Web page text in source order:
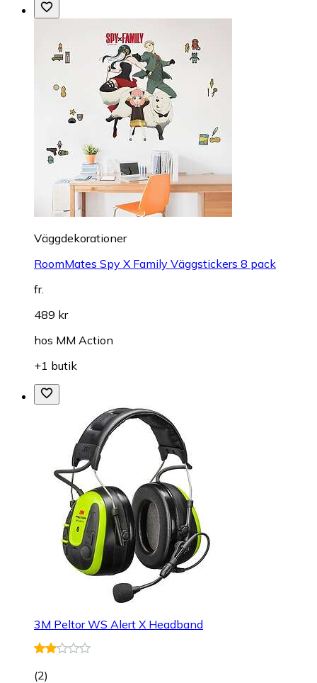
Väggdekorationer
RoomMates Spy X Family Väggstickers 8 pack
fr.
489 kr
hos MM Action
+1 butik
3M Peltor WS Alert X Headband
(2)